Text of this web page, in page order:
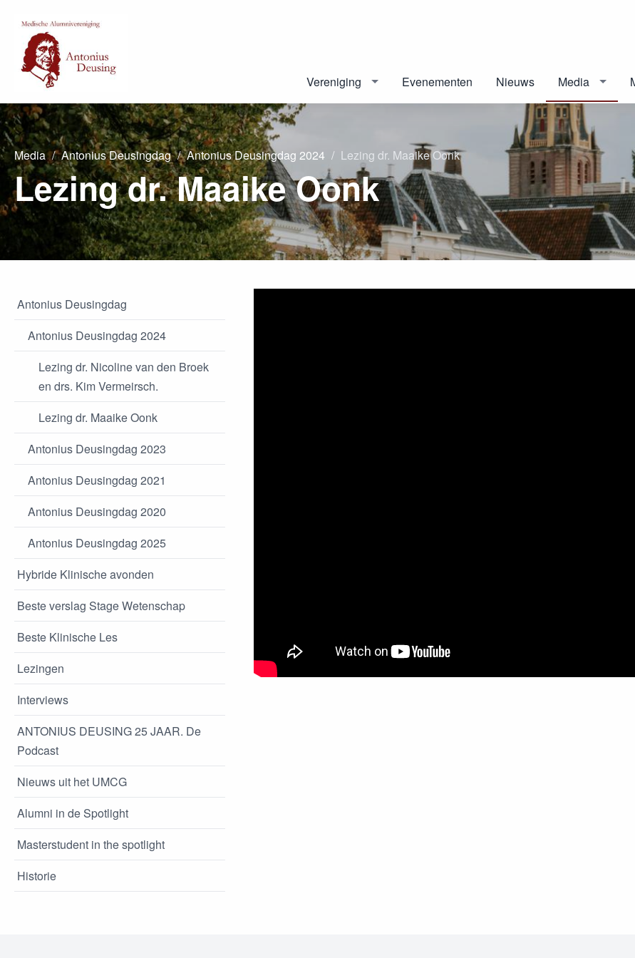
Vereniging Evenementen Nieuws Media
Media Antonius Deusingdag Antonius Deusingdag 2024 Lezing dr. Maaike Oonk
Lezing dr. Maaike Oonk
Antonius Deusingdag
Antonius Deusingdag 2024
Lezing dr. Nicoline van den Broek
en drs. Kim Vermeirsch.
Lezing dr. Maaike Oonk
Antonius Deusingdag 2023
Antonius Deusingdag 2021
Antonius Deusingdag 2020
Antonius Deusingdag 2025
Hybride Klinische avonden
Beste verslag Stage Wetenschap
Beste Klinische Les
Lezingen
Interviews
ANTONIUS DEUSING 25 JAAR. De
Podcast
Nieuws uit het UMCG
Alumni in de Spotlight
Masterstudent in the spotlight
Historie